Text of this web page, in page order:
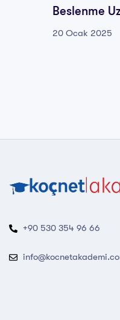
Beslenme
20 Ocak 2025
+90 530 354 96 66